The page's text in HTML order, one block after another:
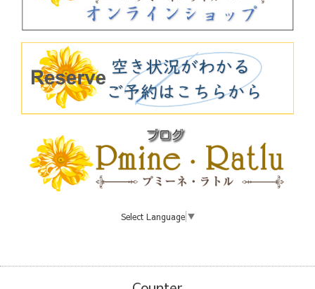
Select Language ▼